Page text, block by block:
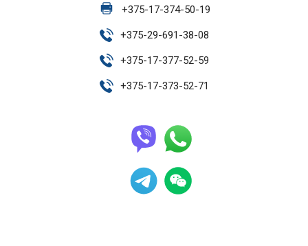
+375-17-374-50-19
+375-29-691-38-08
+375-17-377-52-59
+375-17-373-52-71